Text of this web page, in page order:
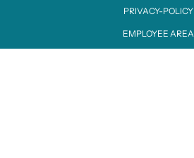
PRIVACY-POLICY
EMPLOYEE AREA